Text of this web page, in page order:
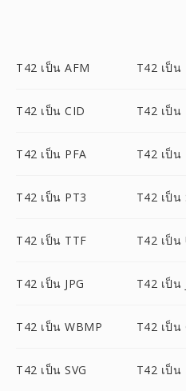
T42 เป็น AFM T42 เป็น
T42 เป็น CID T42 เป็น
T42 เป็น PFA T42 เป็น
T42 เป็น PT3 T42 เป็น
T42 เป็น TTF T42 เป็น
T42 เป็น JPG T42 เป็น
T42 เป็น WBMP T42 เป็น
T42 เป็น SVG T42 เป็น